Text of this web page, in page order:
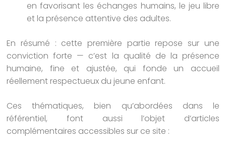
en favorisant les échanges humains, le jeu libre
et la présence attentive des adultes.
En résumé : cette première partie repose sur une
conviction forte — c’est la qualité de la présence
humaine, fine et ajustée, qui fonde un accueil
réellement respectueux du jeune enfant.
Ces thématiques, bien qu’abordées dans le
référentiel, font aussi l’objet d’articles
complémentaires accessibles sur ce site :